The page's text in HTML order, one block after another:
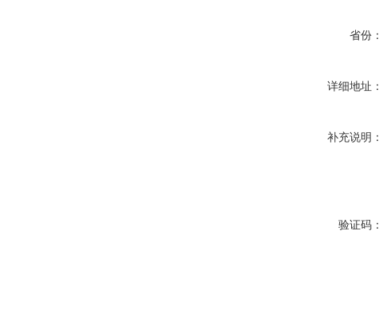
省份：
详细地址：
补充说明：
验证码：